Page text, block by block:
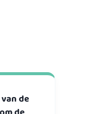
de